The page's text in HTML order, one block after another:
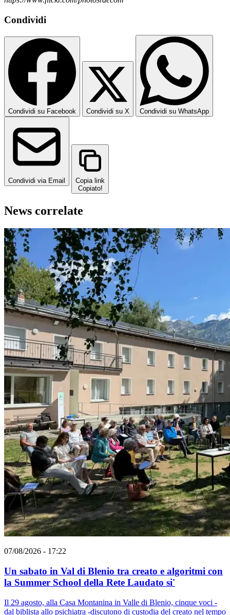
Condividi
Condividi su Facebook Condividi su X Condividi su WhatsApp
Condividi via Email
Copia link
Copiato!
News correlate
07/08/2026 - 17:22
Un sabato in Val di Blenio tra creato e algoritmi con
la Summer School della Rete Laudato si'
Il 29 agosto, alla Casa Montanina in Valle di Blenio, cinque voci -
dal biblista allo psichiatra -discutono di custodia del creato nel tempo